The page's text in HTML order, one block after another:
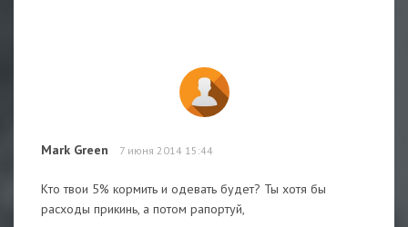
Mark Green 7 июня 2014 15:44
Кто твои 5% кормить и одевать будет? Ты хотя бы
расходы прикинь, а потом рапортуй,